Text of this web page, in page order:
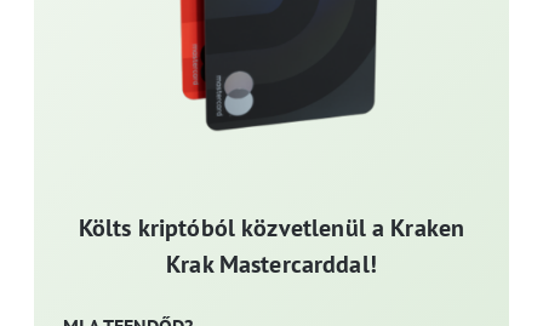
Költs kriptóból közvetlenül a Kraken
Krak Mastercarddal!